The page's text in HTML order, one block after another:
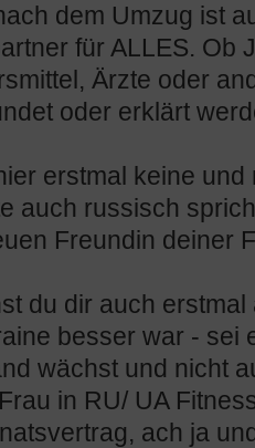
dem Umzug ist
für ALLES. Ob
Ärzte oder
oder erklärt
erstmal keine
auch russisch
Freundin deiner
du dir auch
besser war - sei
wächst und nicht
in RU/ UA
ach ja